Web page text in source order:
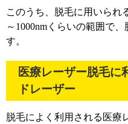
このうち、脱毛に用いられ
～1000nmくらいの範囲で
す。
医療レーザー脱毛に
ドレーザー
脱毛によく利用される医療